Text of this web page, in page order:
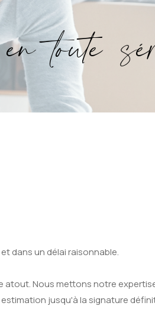
toute
dans un délai raisonnable.
atout. Nous mettons notre
jusqu'à la signature